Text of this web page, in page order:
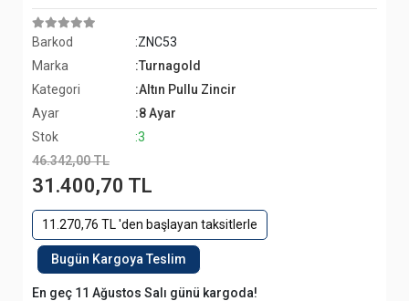
Barkod
:ZNC53
Marka
:Turnagold
Kategori
:Altın Pullu Zincir
Ayar
:8 Ayar
Stok
:3
46.342,00 TL
31.400,70 TL
11.270,76 TL 'den başlayan taksitlerle
Bugün Kargoya Teslim
En geç 11 Ağustos Salı günü kargoda!